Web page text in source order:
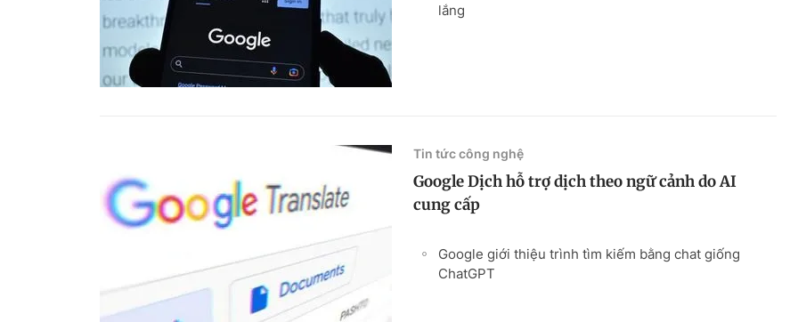
lắng
Tin tức công nghệ
Google Dịch hỗ trợ dịch theo ngữ cảnh do AI
cung cấp
Google giới thiệu trình tìm kiếm bằng chat giống
ChatGPT